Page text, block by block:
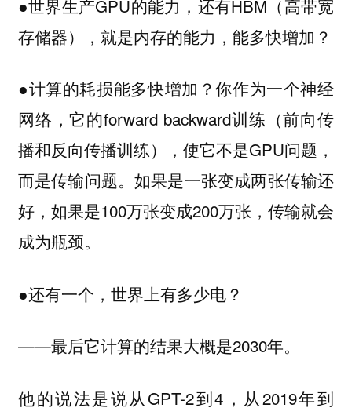
●世界生产GPU的能力，还有HBM（高带宽
存储器），就是内存的能力，能多快增加？
●计算的耗损能多快增加？你作为一个神经
网络，它的forward backward训练（前向传
播和反向传播训练），使它不是GPU问题，
而是传输问题。如果是一张变成两张传输还
好，如果是100万张变成200万张，传输就会
成为瓶颈。
●还有一个，世界上有多少电？
——最后它计算的结果大概是2030年。
他的说法是说从GPT-2到4，从2019年到